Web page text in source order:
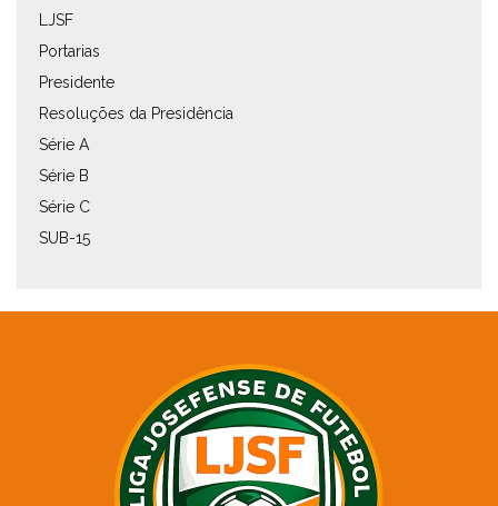
LJSF
Portarias
Presidente
Resoluções da Presidência
Série A
Série B
Série C
SUB-15